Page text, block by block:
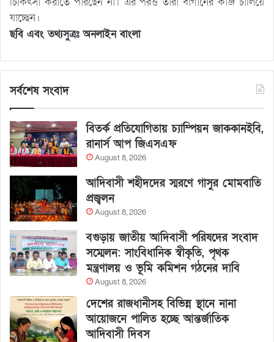
যাচ্ছেন।
ছবি এবং তথ্যসুত্রঃ অনলাইন বাংলা
সর্বশেষ সংবাদ
বিতর্ক প্রতিযোগিতায় চ্যাম্পিয়ন জাককানইবি,
রানার্স আপ জিএসএফ
August 8, 2026
আদিবাসী শহীদদের স্মরণে গাসুর মোমবাতি
প্রজ্বলন
August 8, 2026
বগুড়ায় জাতীয় আদিবাসী পরিষদের সংবাদ
সম্মেলন: সাংবিধানিক স্বীকৃতি, পৃথক
মন্ত্রণালয় ও ভূমি কমিশন গঠনের দাবি
August 8, 2026
দেশের রাজধানীসহ বিভিন্ন স্থানে নানা
আয়োজনে পালিত হচ্ছে আন্তর্জাতিক
আদিবাসী দিবস